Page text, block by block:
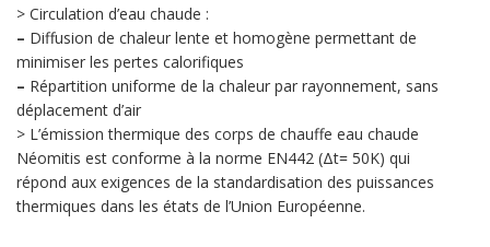
> Circulation d’eau chaude :
– Diffusion de chaleur lente et homogène permettant de
minimiser les pertes calorifiques
– Répartition uniforme de la chaleur par rayonnement, sans
déplacement d’air
> L’émission thermique des corps de chauffe eau chaude
Néomitis est conforme à la norme EN442 (Δt= 50K) qui
répond aux exigences de la standardisation des puissances
thermiques dans les états de l’Union Européenne.